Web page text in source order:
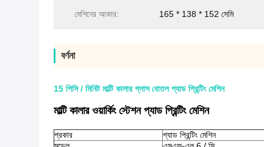
মেশিনের আকার: 165 * 138 * 152 সেমি
বর্ণনা
15 পিসি / মিনিট মাল্টি কালার গ্লাস বোতল প্যাড প্রিন্টিং মেশিন
মাল্টি কালার ওয়ার্কিং স্টেশন প্যাড প্রিন্টিং মেশিন
প্রকার
প্যাড প্রিন্টিং মেশিন